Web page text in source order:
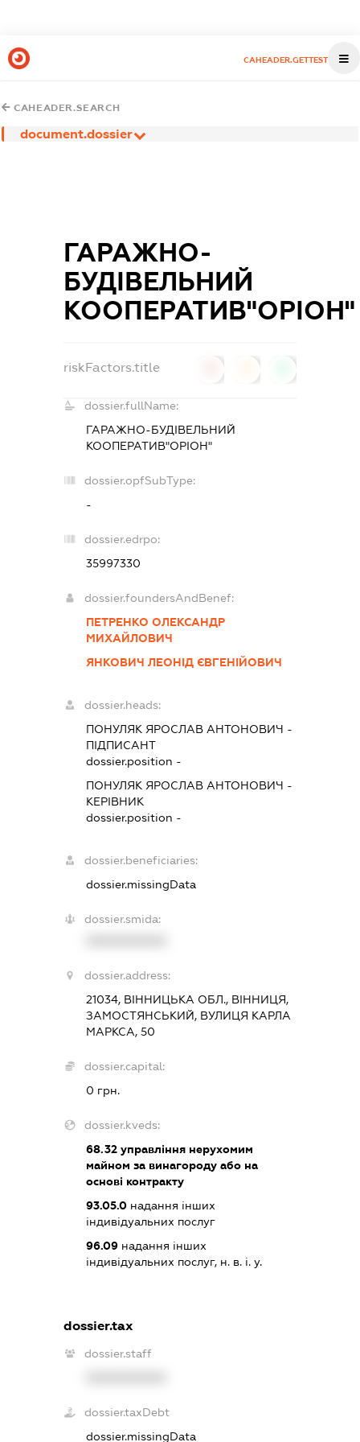
CAHEADER.GETTEST
CAHEADER.SEARCH
document.dossier
ГАРАЖНО-
БУДІВЕЛЬНИЙ
КООПЕРАТИВ"ОРІОН"
riskFactors.title
dossier.fullName:
ГАРАЖНО-БУДІВЕЛЬНИЙ
КООПЕРАТИВ"ОРІОН"
dossier.opfSubType:
-
dossier.edrpo:
35997330
dossier.foundersAndBenef:
ПЕТРЕНКО ОЛЕКСАНДР
МИХАЙЛОВИЧ
ЯНКОВИЧ ЛЕОНІД ЄВГЕНІЙОВИЧ
dossier.heads:
ПОНУЛЯК ЯРОСЛАВ АНТОНОВИЧ -
ПІДПИСАНТ
dossier.position -
ПОНУЛЯК ЯРОСЛАВ АНТОНОВИЧ -
КЕРІВНИК
dossier.position -
dossier.beneficiaries:
dossier.missingData
dossier.smida:
dossier.address:
21034, ВІННИЦЬКА ОБЛ., ВІННИЦЯ,
ЗАМОСТЯНСЬКИЙ, ВУЛИЦЯ КАРЛА
МАРКСА, 50
dossier.capital:
0 грн.
dossier.kveds:
68.32управління нерухомим
майном за винагороду або на
основі контракту
93.05.0надання інших
індивідуальних послуг
96.09надання інших
індивідуальних послуг, н. в. і. у.
dossier.tax
dossier.staff
dossier.taxDebt
dossier.missingData